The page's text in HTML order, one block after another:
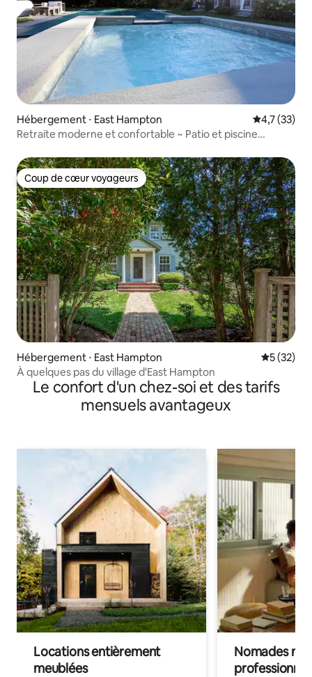
Hébergement ⋅ East Hampton Évaluation
4,7 (33)
Retraite moderne et confortable ~ Patio et piscine
Coup de cœur voyageurs
Coup de cœur voyageurs
Hébergement ⋅ East Hampton
5 (32)
À quelques pas du village d'East Hampton
Le confort d'un chez-soi et des tarifs
mensuels avantageux
Locations entièrement
meublées
Nomades